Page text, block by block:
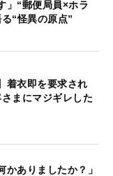
」“郵便局員×ホラ
“怪異の原点”
着衣即を要求され
まにマジギレした
かありましたか？」